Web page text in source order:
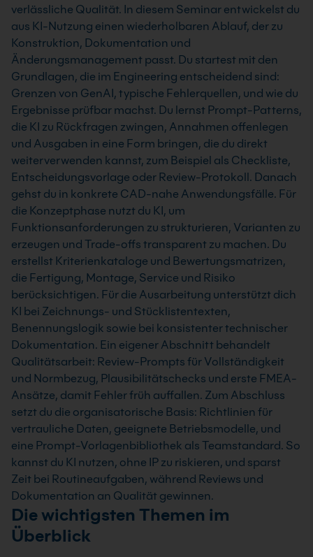
verlässliche Qualität. In diesem Seminar entwickelst du
aus KI-Nutzung einen wiederholbaren Ablauf, der zu
Konstruktion, Dokumentation und
Änderungsmanagement passt. Du startest mit den
Grundlagen, die im Engineering entscheidend sind:
Grenzen von GenAI, typische Fehlerquellen, und wie du
Ergebnisse prüfbar machst. Du lernst Prompt-Patterns,
die KI zu Rückfragen zwingen, Annahmen offenlegen
und Ausgaben in eine Form bringen, die du direkt
weiterverwenden kannst, zum Beispiel als Checkliste,
Entscheidungsvorlage oder Review-Protokoll. Danach
gehst du in konkrete CAD-nahe Anwendungsfälle. Für
die Konzeptphase nutzt du KI, um
Funktionsanforderungen zu strukturieren, Varianten zu
erzeugen und Trade-offs transparent zu machen. Du
erstellst Kriterienkataloge und Bewertungsmatrizen,
die Fertigung, Montage, Service und Risiko
berücksichtigen. Für die Ausarbeitung unterstützt dich
KI bei Zeichnungs- und Stücklistentexten,
Benennungslogik sowie bei konsistenter technischer
Dokumentation. Ein eigener Abschnitt behandelt
Qualitätsarbeit: Review-Prompts für Vollständigkeit
und Normbezug, Plausibilitätschecks und erste FMEA-
Ansätze, damit Fehler früh auffallen. Zum Abschluss
setzt du die organisatorische Basis: Richtlinien für
vertrauliche Daten, geeignete Betriebsmodelle, und
eine Prompt-Vorlagenbibliothek als Teamstandard. So
kannst du KI nutzen, ohne IP zu riskieren, und sparst
Zeit bei Routineaufgaben, während Reviews und
Dokumentation an Qualität gewinnen.
Die wichtigsten Themen im
Überblick